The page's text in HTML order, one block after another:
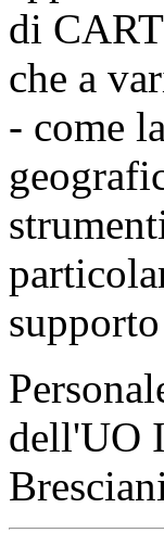
di
che a
- come
dell'UO